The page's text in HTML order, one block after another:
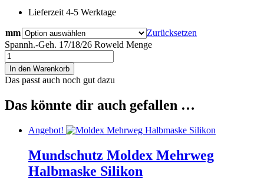
Lieferzeit 4-5 Werktage
mm
Zurücksetzen
Spannh.-Geh. 17/18/26 Roweld Menge
In den Warenkorb
Das passt auch noch gut dazu
Das könnte dir auch gefallen …
Angebot!
Mundschutz Moldex Mehrweg
Halbmaske Silikon